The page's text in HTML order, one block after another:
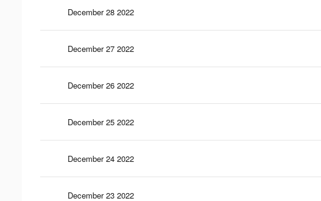
December 28 2022
December 27 2022
December 26 2022
December 25 2022
December 24 2022
December 23 2022